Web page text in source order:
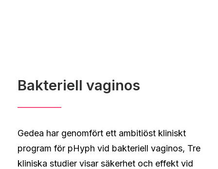
Bakteriell vaginos
Gedea har genomfört ett ambitiöst kliniskt
program för pHyph vid bakteriell vaginos, Tre
kliniska studier visar säkerhet och effekt vid